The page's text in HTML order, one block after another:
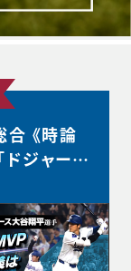
《時論
ドジャース
その